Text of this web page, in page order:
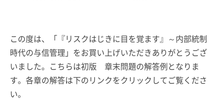
この度は、「『リスクはじきに目を覚ます』～内部統制
時代の与信管理」をお買い上げいただきありがとうござ
いました。こちらは初版 章末問題の解答例となりま
す。各章の解答は下のリンクをクリックしてご覧くださ
い。